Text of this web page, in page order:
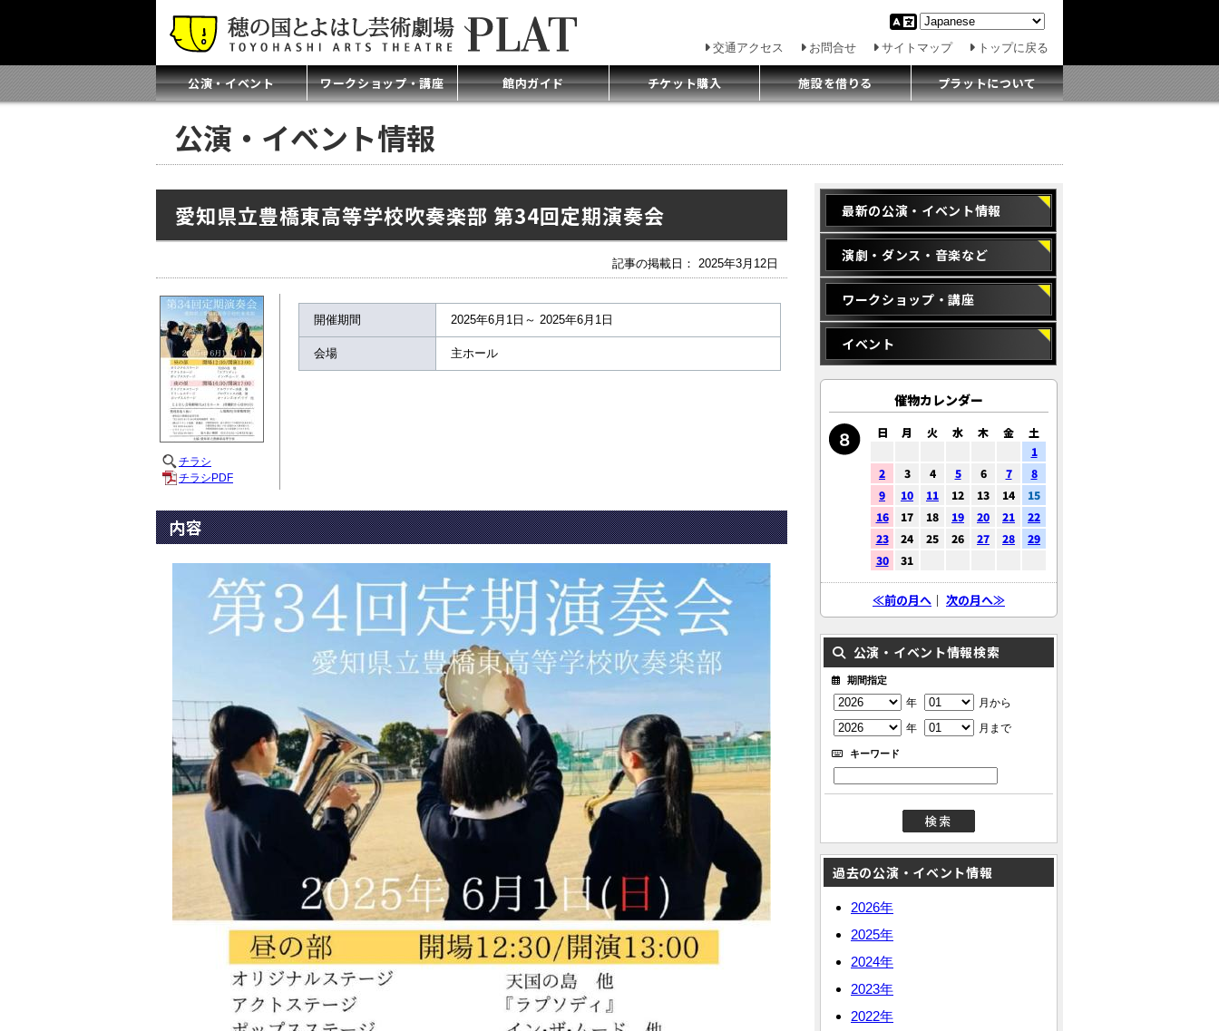
交通アクセス お問合せ サイトマップ トップに戻る
公演・イベント ワークショップ・講座 館内ガイド チケット購入 施設を借りる プラットについて
公演・イベント情報
愛知県立豊橋東高等学校吹奏楽部 第34回定期演奏会
記事の掲載日： 2025年3月12日
チラシ
チラシPDF
開催期間 2025年6月1日～ 2025年6月1日
会場 主ホール
内容
最新の公演・イベント情報
演劇・ダンス・音楽など
ワークショップ・講座
イベント
催物カレンダー
日 月 火 水 木 金
土
1
2
3 4 5 6 7
8
9
10 11 12 13 14
15
16
17 18 19 20 21
22
23
24 25 26 27 28
29
30
31
≪前の月へ ｜ 次の月へ≫
公演・イベント情報検索
期間指定
年
月から
年
月まで
キーワード
過去の公演・イベント情報
2026年
2025年
2024年
2023年
2022年